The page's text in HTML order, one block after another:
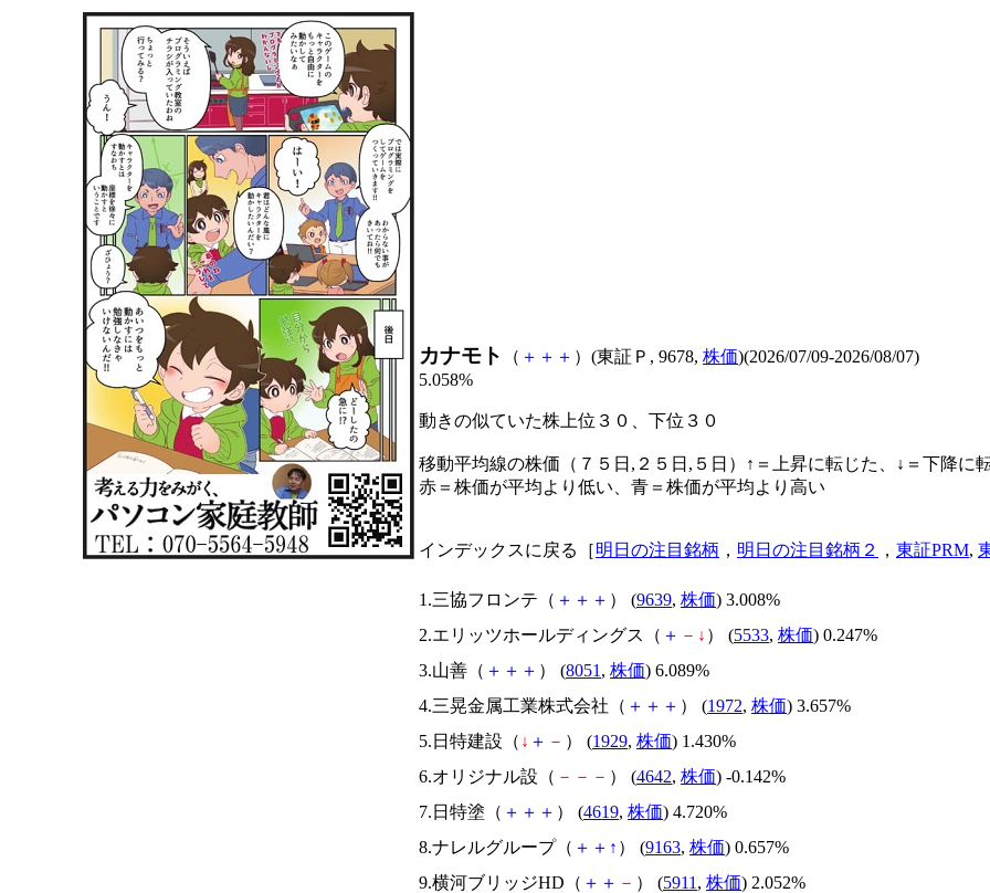
カナモト （ ＋ ＋ ＋ ）(東証Ｐ, 9678, 株価)(2026/07/09-2026/08/07)
5.058%
動きの似ていた株上位３０、下位３０
移動平均線の株価（７５日,２５日,５日）↑＝上昇に転じた、↓＝下降に
赤＝株価が平均より低い、青＝株価が平均より高い
インデックスに戻る［明日の注目銘柄 ， 明日の注目銘柄２ ， 東証PRM,
1.三協フロンテ（ ＋ ＋ ＋ ） (9639, 株価) 3.008%
2.エリッツホールディングス（ ＋ － ↓ ） (5533, 株価) 0.247%
3.山善（ ＋ ＋ ＋ ） (8051 , 株価) 6.089%
4.三晃金属工業株式会社（ ＋ ＋ ＋ ） (1972, 株価) 3.657%
5.日特建設（ ↓ ＋ － ） (1929, 株価) 1.430%
6.オリジナル設（ － － － ） (4642, 株価) -0.142%
7.日特塗（ ＋ ＋ ＋ ） (4619, 株価) 4.720%
8.ナレルグループ（ ＋ ＋ ↑ ） (9163, 株価) 0.657%
9.横河ブリッジHD（ ＋ ＋ － ） (5911 , 株価) 2.052%